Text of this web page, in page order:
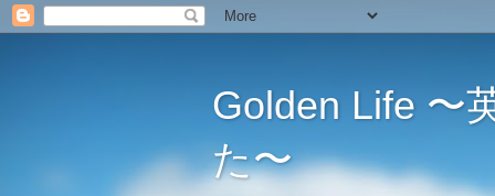
Golden Life 〜
た〜